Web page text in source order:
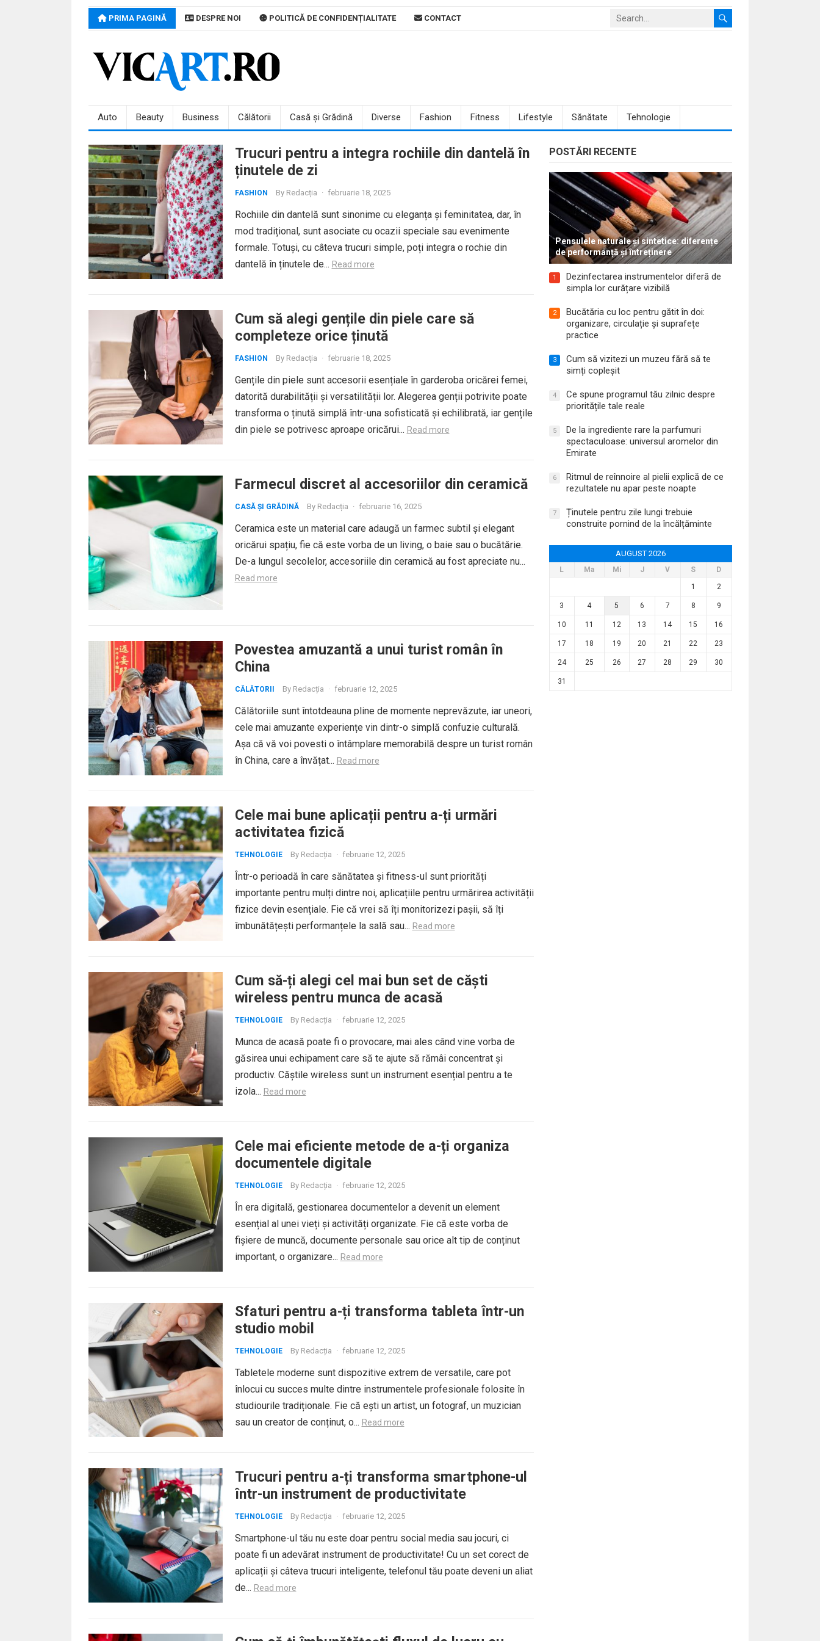
Skip
PRIMA PAGINĂ DESPRE NOI POLITICĂ DE CONFIDENȚIALITATE CONTACT
Auto Beauty Business Călătorii Casă și Grădină Diverse Fashion Fitness Lifestyle Sănătate Tehnologie
Trucuri pentru a integra rochiile din dantelă în
ținutele de zi
FASHION By Redacția · februarie 18, 2025
Rochiile din dantelă sunt sinonime cu eleganța și feminitatea, dar, în
mod tradițional, sunt asociate cu ocazii speciale sau evenimente
formale. Totuși, cu câteva trucuri simple, poți integra o rochie din
dantelă în ținutele de... Read more
Cum să alegi gențile din piele care să
completeze orice ținută
FASHION By Redacția · februarie 18, 2025
Gențile din piele sunt accesorii esențiale în garderoba oricărei femei,
datorită durabilității și versatilității lor. Alegerea genții potrivite poate
transforma o ținută simplă într-una sofisticată și echilibrată, iar gențile
din piele se potrivesc aproape oricărui... Read more
Farmecul discret al accesoriilor din ceramică
CASĂ ȘI GRĂDINĂ By Redacția · februarie 16, 2025
Ceramica este un material care adaugă un farmec subtil și elegant
oricărui spațiu, fie că este vorba de un living, o baie sau o bucătărie.
De-a lungul secolelor, accesoriile din ceramică au fost apreciate nu...
Read more
Povestea amuzantă a unui turist român în
China
CĂLĂTORII By Redacția · februarie 12, 2025
Călătoriile sunt întotdeauna pline de momente neprevăzute, iar uneori,
cele mai amuzante experiențe vin dintr-o simplă confuzie culturală.
Așa că vă voi povesti o întâmplare memorabilă despre un turist român
în China, care a învățat... Read more
Cele mai bune aplicații pentru a-ți urmări
activitatea fizică
TEHNOLOGIE By Redacția · februarie 12, 2025
Într-o perioadă în care sănătatea și fitness-ul sunt priorități
importante pentru mulți dintre noi, aplicațiile pentru urmărirea activității
fizice devin esențiale. Fie că vrei să îți monitorizezi pașii, să îți
îmbunătățești performanțele la sală sau... Read more
Cum să-ți alegi cel mai bun set de căști
wireless pentru munca de acasă
TEHNOLOGIE By Redacția · februarie 12, 2025
Munca de acasă poate fi o provocare, mai ales când vine vorba de
găsirea unui echipament care să te ajute să rămâi concentrat și
productiv. Căștile wireless sunt un instrument esențial pentru a te
izola... Read more
Cele mai eficiente metode de a-ți organiza
documentele digitale
TEHNOLOGIE By Redacția · februarie 12, 2025
În era digitală, gestionarea documentelor a devenit un element
esențial al unei vieți și activități organizate. Fie că este vorba de
fișiere de muncă, documente personale sau orice alt tip de conținut
important, o organizare... Read more
Sfaturi pentru a-ți transforma tableta într-un
studio mobil
TEHNOLOGIE By Redacția · februarie 12, 2025
Tabletele moderne sunt dispozitive extrem de versatile, care pot
înlocui cu succes multe dintre instrumentele profesionale folosite în
studiourile tradiționale. Fie că ești un artist, un fotograf, un muzician
sau un creator de conținut, o... Read more
Trucuri pentru a-ți transforma smartphone-ul
într-un instrument de productivitate
TEHNOLOGIE By Redacția · februarie 12, 2025
Smartphone-ul tău nu este doar pentru social media sau jocuri, ci
poate fi un adevărat instrument de productivitate! Cu un set corect de
aplicații și câteva trucuri inteligente, telefonul tău poate deveni un aliat
de... Read more
POSTĂRI RECENTE
Pensulele naturale și sintetice: diferențe
de performanță și întreținere
1
Dezinfectarea instrumentelor diferă de
simpla lor curățare vizibilă
2
Bucătăria cu loc pentru gătit în doi:
organizare, circulație și suprafețe
practice
3
Cum să vizitezi un muzeu fără să te
simți copleșit
4
Ce spune programul tău zilnic despre
prioritățile tale reale
5
De la ingrediente rare la parfumuri
spectaculoase: universul aromelor din
Emirate
6
Ritmul de reînnoire al pielii explică de ce
rezultatele nu apar peste noapte
7
Ținutele pentru zile lungi trebuie
construite pornind de la încălțăminte
AUGUST 2026
L Ma Mi J V S
D
1
2
3 4 5 6 7 8 9
10 11 12 13 14 15 16
17 18 19 20 21 22 23
24 25 26 27 28 29 30
31